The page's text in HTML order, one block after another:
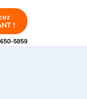
!
5859